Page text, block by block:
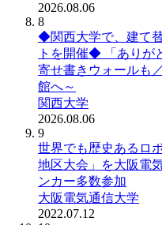
2026.08.06
8
◆関西大学で、建て
トを開催◆ 「ありが
寄せ書きウォールも
館へ～
関西大学
2026.08.06
9
世界でも歴史あるロ
地区大会」を大阪電
ンカー多数参加
大阪電気通信大学
2022.07.12